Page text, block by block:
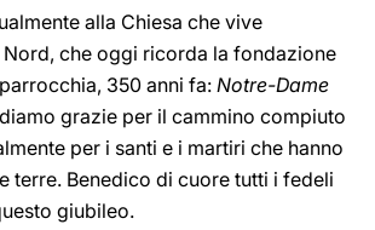
alla Chiesa che vive
Nord, che oggi ricorda la fondazione
350 anni fa: Notre-Dame
grazie per il cammino compiuto
per i santi e i martiri che hanno
terre. Benedico di cuore tutti i fedeli
giubileo.